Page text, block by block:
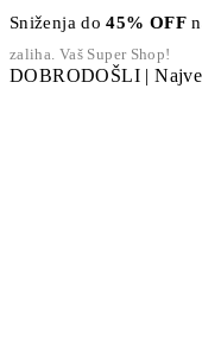
Sniženja do45% OFF
zaliha. Vaš Super Shop!
DOBRODOŠLI |